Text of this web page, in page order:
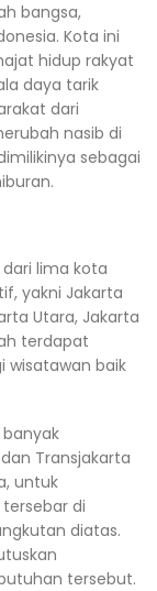
bangsa,
Kota ini
hidup rakyat
daya tarik
dari
nasib di
sebagai
dari lima kota
yakni Jakarta
Utara, Jakarta
terdapat
wisatawan baik
dan Transjakarta
untuk
di
diatas.
tersebut.